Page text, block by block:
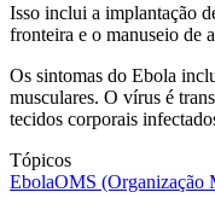
Isso inclui a implantação
fronteira e o manuseio de
Os sintomas do Ebola
musculares. O vírus é
tecidos corporais
Tópicos
EbolaOMS (Organização